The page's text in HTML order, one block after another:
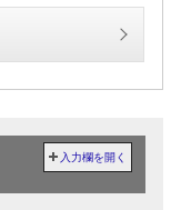
入力欄を開く